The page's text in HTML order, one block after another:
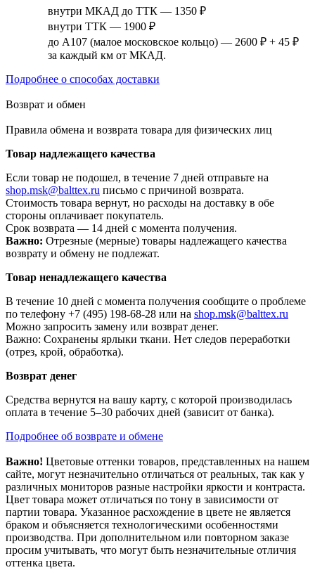
внутри МКАД до ТТК — 1350 ₽
внутри ТТК — 1900 ₽
до А107 (малое московское кольцо) — 2600 ₽ + 45 ₽
за каждый км от МКАД.
Подробнее о способах доставки
Возврат и обмен
Правила обмена и возврата товара для физических лиц
Товар надлежащего качества
Если товар не подошел, в течение 7 дней отправьте на
shop.msk@balttex.ru письмо с причиной возврата.
Стоимость товара вернут, но расходы на доставку в обе
стороны оплачивает покупатель.
Срок возврата — 14 дней с момента получения.
Важно: Отрезные (мерные) товары надлежащего качества
возврату и обмену не подлежат.
Товар ненадлежащего качества
В течение 10 дней с момента получения сообщите о проблеме
по телефону +7 (495) 198-68-28 или на shop.msk@balttex.ru
Можно запросить замену или возврат денег.
Важно: Сохранены ярлыки ткани. Нет следов переработки
(отрез, крой, обработка).
Возврат денег
Средства вернутся на вашу карту, с которой производилась
оплата в течение 5–30 рабочих дней (зависит от банка).
Подробнее об возврате и обмене
Важно! Цветовые оттенки товаров, представленных на нашем
сайте, могут незначительно отличаться от реальных, так как у
различных мониторов разные настройки яркости и контраста.
Цвет товара может отличаться по тону в зависимости от
партии товара. Указанное расхождение в цвете не является
браком и объясняется технологическими особенностями
производства. При дополнительном или повторном заказе
просим учитывать, что могут быть незначительные отличия
оттенка цвета.